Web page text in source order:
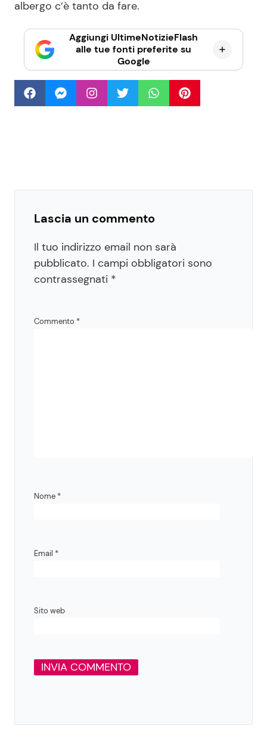
albergo c’è tanto da fare.
Aggiungi UltimeNotizieFlash
alle tue fonti preferite su
Google
Lascia un commento
Il tuo indirizzo email non sarà
pubblicato. I campi obbligatori sono
contrassegnati *
Commento *
Nome *
Email *
Sito web